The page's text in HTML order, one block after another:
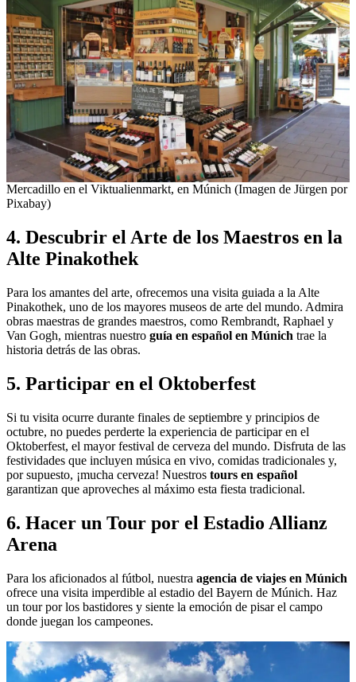
Mercadillo en el Viktualienmarkt, en Múnich (Imagen de Jürgen por
Pixabay)
4. Descubrir el Arte de los Maestros en la
Alte Pinakothek
Para los amantes del arte, ofrecemos una visita guiada a la Alte
Pinakothek, uno de los mayores museos de arte del mundo. Admira
obras maestras de grandes maestros, como Rembrandt, Raphael y
Van Gogh, mientras nuestro guía en español en Múnich trae la
historia detrás de las obras.
5. Participar en el Oktoberfest
Si tu visita ocurre durante finales de septiembre y principios de
octubre, no puedes perderte la experiencia de participar en el
Oktoberfest, el mayor festival de cerveza del mundo. Disfruta de las
festividades que incluyen música en vivo, comidas tradicionales y,
por supuesto, ¡mucha cerveza! Nuestros tours en español
garantizan que aproveches al máximo esta fiesta tradicional.
6. Hacer un Tour por el Estadio Allianz
Arena
Para los aficionados al fútbol, nuestra agencia de viajes en Múnich
ofrece una visita imperdible al estadio del Bayern de Múnich. Haz
un tour por los bastidores y siente la emoción de pisar el campo
donde juegan los campeones.